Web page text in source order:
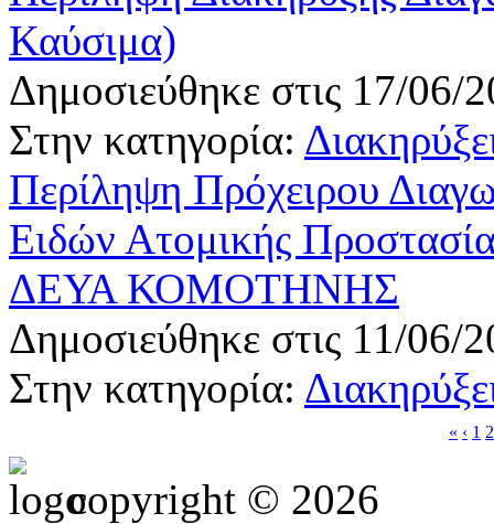
Καύσιμα)
Δημοσιεύθηκε στις 17/06/
Στην κατηγορία:
Περίληψη Πρόχειρου
Ειδών Ατομικής
ΔΕΥΑ ΚΟΜΟΤΗΝΗΣ
Δημοσιεύθηκε στις 11/06/
Στην κατηγορία:
« ‹ 1 2
copyright © 2026